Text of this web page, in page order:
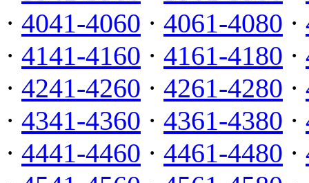
· 4041-4060 · 4061-4080 ·
· 4141-4160 · 4161-4180 ·
· 4241-4260 · 4261-4280 ·
· 4341-4360 · 4361-4380 ·
· 4441-4460 · 4461-4480 ·